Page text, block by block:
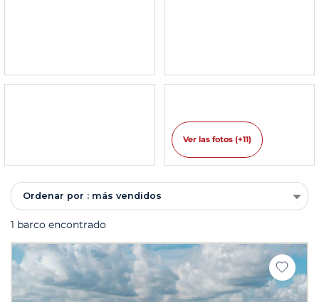
Ver las fotos (+11)
Ordenar por : más vendidos
1 barco encontrado